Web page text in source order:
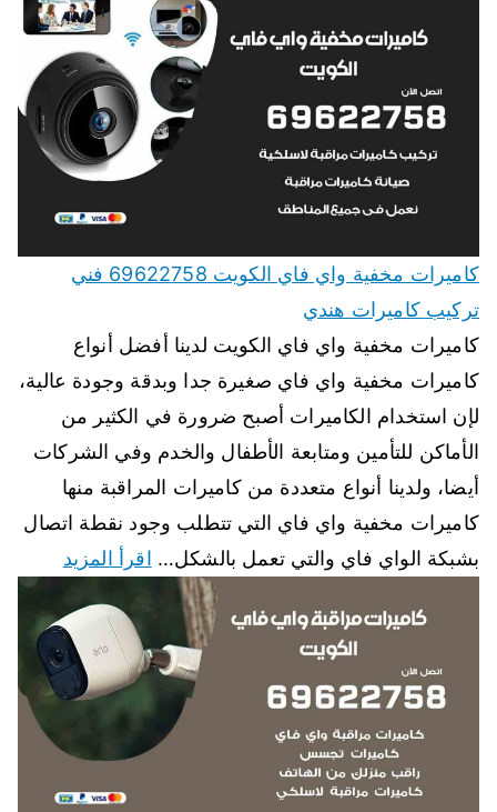
كاميرات مخفية واي فاي الكويت 69622758 فني
تركيب كاميرات هندي
كاميرات مخفية واي فاي الكويت لدينا أفضل أنواع
كاميرات مخفية واي فاي صغيرة جدا وبدقة وجودة عالية،
لإن استخدام الكاميرات أصبح ضرورة في الكثير من
الأماكن للتأمين ومتابعة الأطفال والخدم وفي الشركات
أيضا، ولدينا أنواع متعددة من كاميرات المراقبة منها
كاميرات مخفية واي فاي التي تتطلب وجود نقطة اتصال
بشبكة الواي فاي والتي تعمل بالشكل… اقرأ المزيد